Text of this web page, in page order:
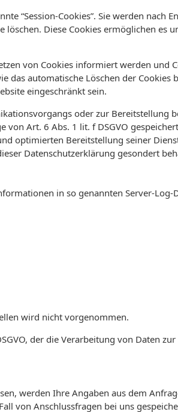
“Session-Cookies”. Sie werden nach
Diese Cookies ermöglichen es
von Cookies informiert werden und
das automatische Löschen der
eingeschränkt sein.
oder zur Bereitstellung
Art. 6 Abs. 1 lit. f DSGVO
optimierten Bereitstellung seiner
Datenschutzerklärung gesondert
in so genannten Server-
wird nicht vorgenommen.
der die Verarbeitung von Daten
werden Ihre Angaben aus dem
von Anschlussfragen bei uns